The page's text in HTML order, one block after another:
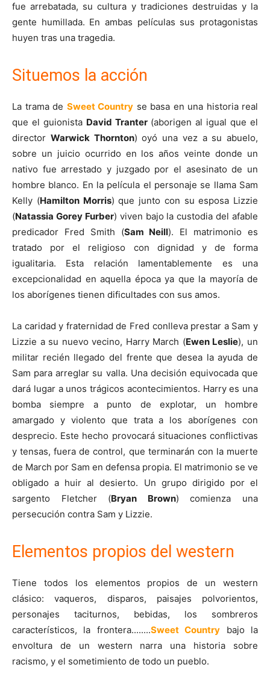
fue arrebatada, su cultura y tradiciones destruidas y la
gente humillada. En ambas películas sus protagonistas
huyen tras una tragedia.
Situemos la acción
La trama de Sweet Country se basa en una historia real
que el guionista David Tranter(aborigen al igual que el
director Warwick Thornton) oyó una vez a su abuelo,
sobre un juicio ocurrido en los años veinte donde un
nativo fue arrestado y juzgado por el asesinato de un
hombre blanco. En la película el personaje se llama Sam
Kelly (Hamilton Morris) que junto con su esposa Lizzie
(Natassia Gorey Furber) viven bajo la custodia del afable
predicador Fred Smith (Sam Neill). El matrimonio es
tratado por el religioso con dignidad y de forma
igualitaria. Esta relación lamentablemente es una
excepcionalidad en aquella época ya que la mayoría de
los aborígenes tienen dificultades con sus amos.
La caridad y fraternidad de Fred conlleva prestar a Sam y
Lizzie a su nuevo vecino, Harry March (Ewen Leslie), un
militar recién llegado del frente que desea la ayuda de
Sam para arreglar su valla. Una decisión equivocada que
dará lugar a unos trágicos acontecimientos. Harry es una
bomba siempre a punto de explotar, un hombre
amargado y violento que trata a los aborígenes con
desprecio. Este hecho provocará situaciones conflictivas
y tensas, fuera de control, que terminarán con la muerte
de March por Sam en defensa propia. El matrimonio se ve
obligado a huir al desierto. Un grupo dirigido por el
sargento Fletcher (Bryan Brown) comienza una
persecución contra Sam y Lizzie.
Elementos propios del western
Tiene todos los elementos propios de un western
clásico: vaqueros, disparos, paisajes polvorientos,
personajes taciturnos, bebidas, los sombreros
característicos, la frontera........Sweet Country bajo la
envoltura de un western narra una historia sobre
racismo, y el sometimiento de todo un pueblo.